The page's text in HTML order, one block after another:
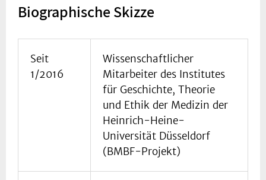
Biographische Skizze
Seit
1/2016
Wissenschaftlicher
Mitarbeiter des Institutes
für Geschichte, Theorie
und Ethik der Medizin der
Heinrich-Heine-
Universität Düsseldorf
(BMBF-Projekt)